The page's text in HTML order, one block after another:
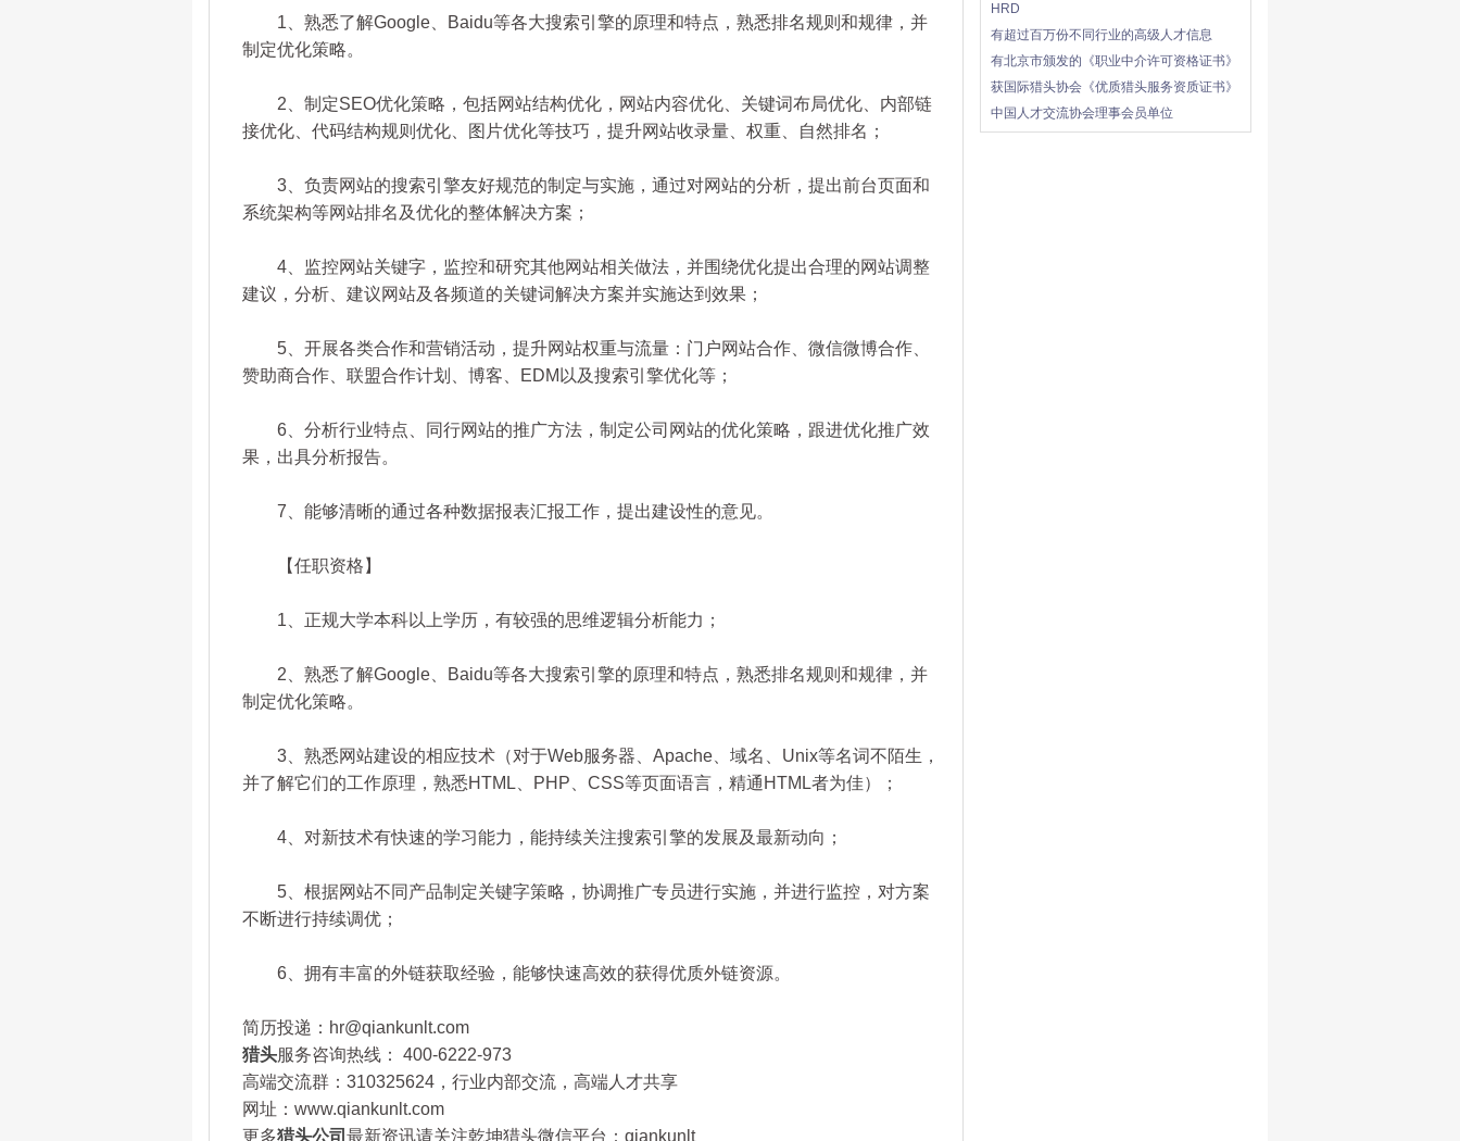
1、熟悉了解Google、Baidu等各大搜索引擎的原理和特点，熟悉排名规则和规律，并
制定优化策略。
2、制定SEO优化策略，包括网站结构优化，网站内容优化、关键词布局优化、内部链
接优化、代码结构规则优化、图片优化等技巧，提升网站收录量、权重、自然排名；
3、负责网站的搜索引擎友好规范的制定与实施，通过对网站的分析，提出前台页面和
系统架构等网站排名及优化的整体解决方案；
4、监控网站关键字，监控和研究其他网站相关做法，并围绕优化提出合理的网站调整
建议，分析、建议网站及各频道的关键词解决方案并实施达到效果；
5、开展各类合作和营销活动，提升网站权重与流量：门户网站合作、微信微博合作、
赞助商合作、联盟合作计划、博客、EDM以及搜索引擎优化等；
6、分析行业特点、同行网站的推广方法，制定公司网站的优化策略，跟进优化推广效
果，出具分析报告。
7、能够清晰的通过各种数据报表汇报工作，提出建设性的意见。
【任职资格】
1、正规大学本科以上学历，有较强的思维逻辑分析能力；
2、熟悉了解Google、Baidu等各大搜索引擎的原理和特点，熟悉排名规则和规律，并
制定优化策略。
3、熟悉网站建设的相应技术（对于Web服务器、Apache、域名、Unix等名词不陌生，
并了解它们的工作原理，熟悉HTML、PHP、CSS等页面语言，精通HTML者为佳）；
4、对新技术有快速的学习能力，能持续关注搜索引擎的发展及最新动向；
5、根据网站不同产品制定关键字策略，协调推广专员进行实施，并进行监控，对方案
不断进行持续调优；
6、拥有丰富的外链获取经验，能够快速高效的获得优质外链资源。
简历投递：hr@qiankunlt.com
猎头服务咨询热线： 400-6222-973
高端交流群：310325624，行业内部交流，高端人才共享
网址：www.qiankunlt.com
更多猎头公司 最新资讯请关注乾坤猎头微信平台：qiankunlt
HRD
有超过百万份不同行业的高级人才信息
有北京市颁发的《职业中介许可资格证书》
获国际猎头协会《优质猎头服务资质证书》
中国人才交流协会理事会员单位